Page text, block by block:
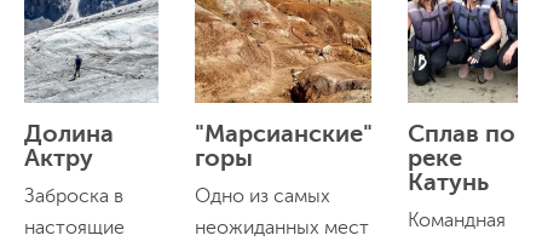
Долина
Актру
Заброска в
настоящие
"Марсианские"
горы
Одно из самых
неожиданных мест
Сплав по
реке
Катунь
Командная